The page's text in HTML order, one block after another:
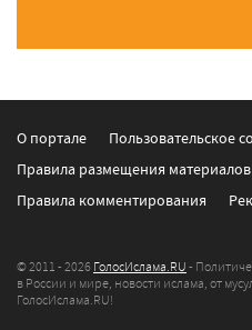
О портале
Пользовательское
Правила размещения материалов
Правила комментирования
© 2011 - 2026 ГолосИслама.RU -
в России и мире, новости ислама, от
ГолосИслама.RU!